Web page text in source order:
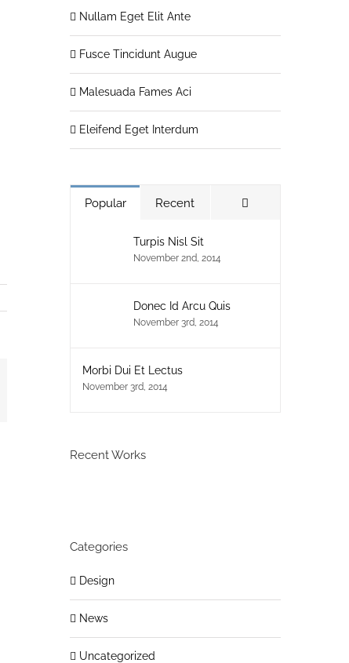
Nullam Eget Elit Ante
Fusce Tincidunt Augue
Malesuada Fames Aci
Eleifend Eget Interdum
Popular Recent
Turpis Nisl Sit
November 2nd, 2014
Donec Id Arcu Quis
November 3rd, 2014
Morbi Dui Et Lectus
November 3rd, 2014
Recent Works
Categories
Design
News
Uncategorized